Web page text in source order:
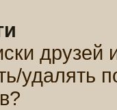
друзей
удалять